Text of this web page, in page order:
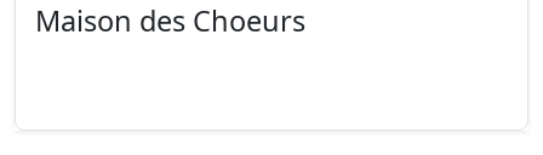
Maison des Choeurs